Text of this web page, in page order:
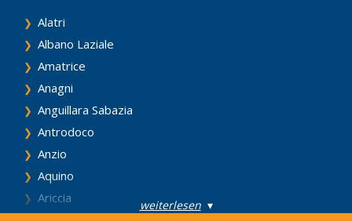
Typische Gerichte der römischen Küche sind die Bucatini
oder alla gricia, Carciofi alla giudia (in Öl gegart und mit Salz
und Pfeffer gewürzt), Pajata (Rinderinnereien) uvm. Die
bekanntesten Weine der Region sind DOC Castelli Romani
Besuchen Sie Ostia. Der antike Hafen Roms ist nur 25km
entfernt und verfügt über einen wunderschönen Sandstrand.
39km nord-östlich von Rom liegt Sant’Angelo Romano, das
für sein überwältigendes Panorama bekannt ist.
Wenn Sie tief in die römische Seele und Kultur eintauchen
wollen, empfiehlt sich ein Besuch auf einem der pittoresken
Alatri
Albano Laziale
Amatrice
Anagni
Anguillara Sabazia
Antrodoco
Anzio
Aquino
Ariccia
weiterlesen▾